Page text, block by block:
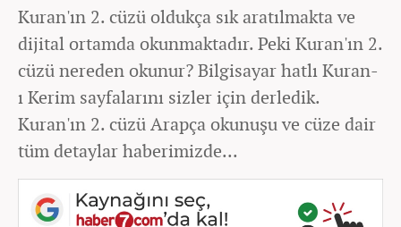
Kuran'ın 2. cüzü oldukça sık aratılmakta ve
dijital ortamda okunmaktadır. Peki Kuran'ın 2.
cüzü nereden okunur? Bilgisayar hatlı Kuran-
ı Kerim sayfalarını sizler için derledik.
Kuran'ın 2. cüzü Arapça okunuşu ve cüze dair
tüm detaylar haberimizde...